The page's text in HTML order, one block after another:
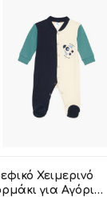
Χειμερινό
για Αγόρι